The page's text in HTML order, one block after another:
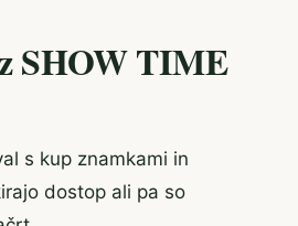
SHOW TIME
s kup znamkami in
dostop ali pa so